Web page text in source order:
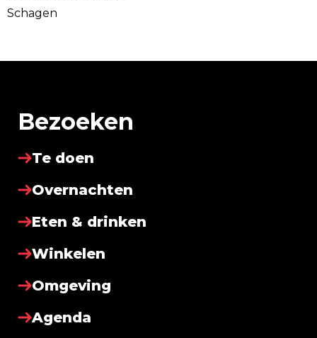
Schagen
Bezoeken
Te doen
Overnachten
Eten & drinken
Winkelen
Omgeving
Agenda